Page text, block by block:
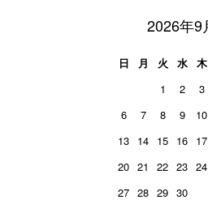
2026年9
日 月 火 水 木
1
2 3
6
7 8 9 10
13 14 15 16 17
20 21 22 23 24
27 28 29 30